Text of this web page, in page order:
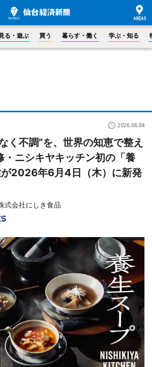
見る・遊ぶ 買う 暮らす・働く 学ぶ・知る
2026.06.04
く不調”を、世界の知恵で整え
・ニシキヤキッチン初の「養
2026年6月4日（木）に新発
式会社にしき食品